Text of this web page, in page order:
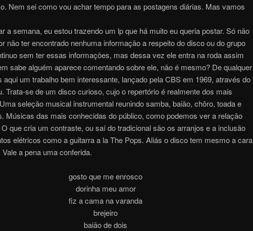
Nem sei como vou achar tempo para as postagens diárias. Mas vamos
a semana, eu estou trazendo um lp que há muito eu queria postar. Só não
não ter encontrado nenhuma informação a respeito do disco ou do grupo
sem ter essas informações, mas dessa vez ele entra na roda assim
sabe alguém aparece comentando sobre ele, não é mesmo? De qualquer
aqui um trabalho bem interessante, lançado pela CBS em 1969, através do
Trata-se de um disco curioso, cujo o repertório é realmente dos mais
seleção musical instrumental reunindo samba, baião, chôro, toada e
Músicas das mais conhecidas do público, como podemos ver a relação
que cria um contraste, ou saí do tradicional são os arranjos e a inclusão
elétricos como a guitarra a la The Pops. Aliás o disco tem mesmo a cara
a pena uma conferida.
gosto que me enrosco
dorinha meu amor
fiz a cama na varanda
brejeiro
baião de dois